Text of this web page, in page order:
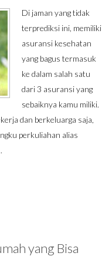
Di jaman yang tidak
terprediksi ini, memiliki
asuransi kesehatan
yang bagus termasuk
ke dalam salah satu
dari 3 asuransi yang
sebaiknya kamu miliki.
dan berkeluarga saja,
perkuliahan alias
yang Bisa